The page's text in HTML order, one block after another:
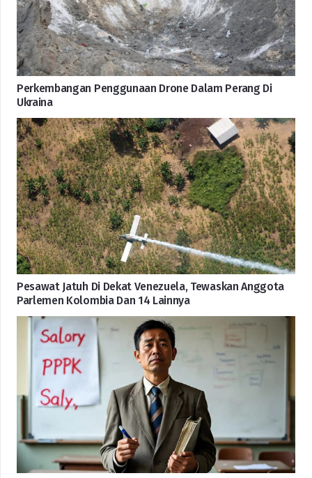
Perkembangan Penggunaan Drone Dalam Perang Di
Ukraina
Pesawat Jatuh Di Dekat Venezuela, Tewaskan Anggota
Parlemen Kolombia Dan 14 Lainnya